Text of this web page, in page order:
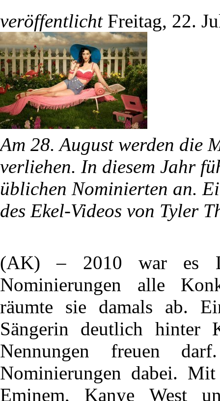
veröffentlichtFreitag, 22.
Am 28. August werden die
verliehen. In diesem Jahr
üblichen Nominierten an.
des Ekel-Videos von Tyler
(AK) – 2010 war es
Nominierungen alle
räumte sie damals ab.
Sängerin deutlich hinter
Nennungen freuen
Nominierungen dabei.
Eminem, Kanye West